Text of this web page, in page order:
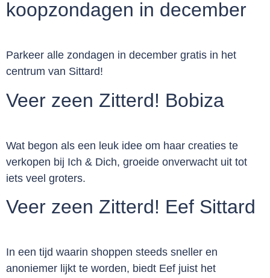
koopzondagen in december
Parkeer alle zondagen in december gratis in het
centrum van Sittard!
Veer zeen Zitterd! Bobiza
Wat begon als een leuk idee om haar creaties te
verkopen bij Ich & Dich, groeide onverwacht uit tot
iets veel groters.
Veer zeen Zitterd! Eef Sittard
In een tijd waarin shoppen steeds sneller en
anoniemer lijkt te worden, biedt Eef juist het